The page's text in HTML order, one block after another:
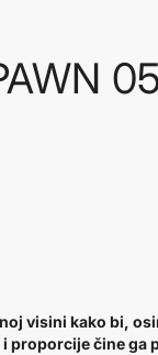
visini kako bi,
proporcije čine ga